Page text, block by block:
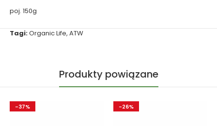
poj. 150g
Tagi:Organic Life, ATW
Produkty powiązane
-37% -26%